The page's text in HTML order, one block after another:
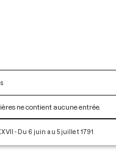
ne contient aucune entrée.
- Du 6 juin au 5 juillet 1791